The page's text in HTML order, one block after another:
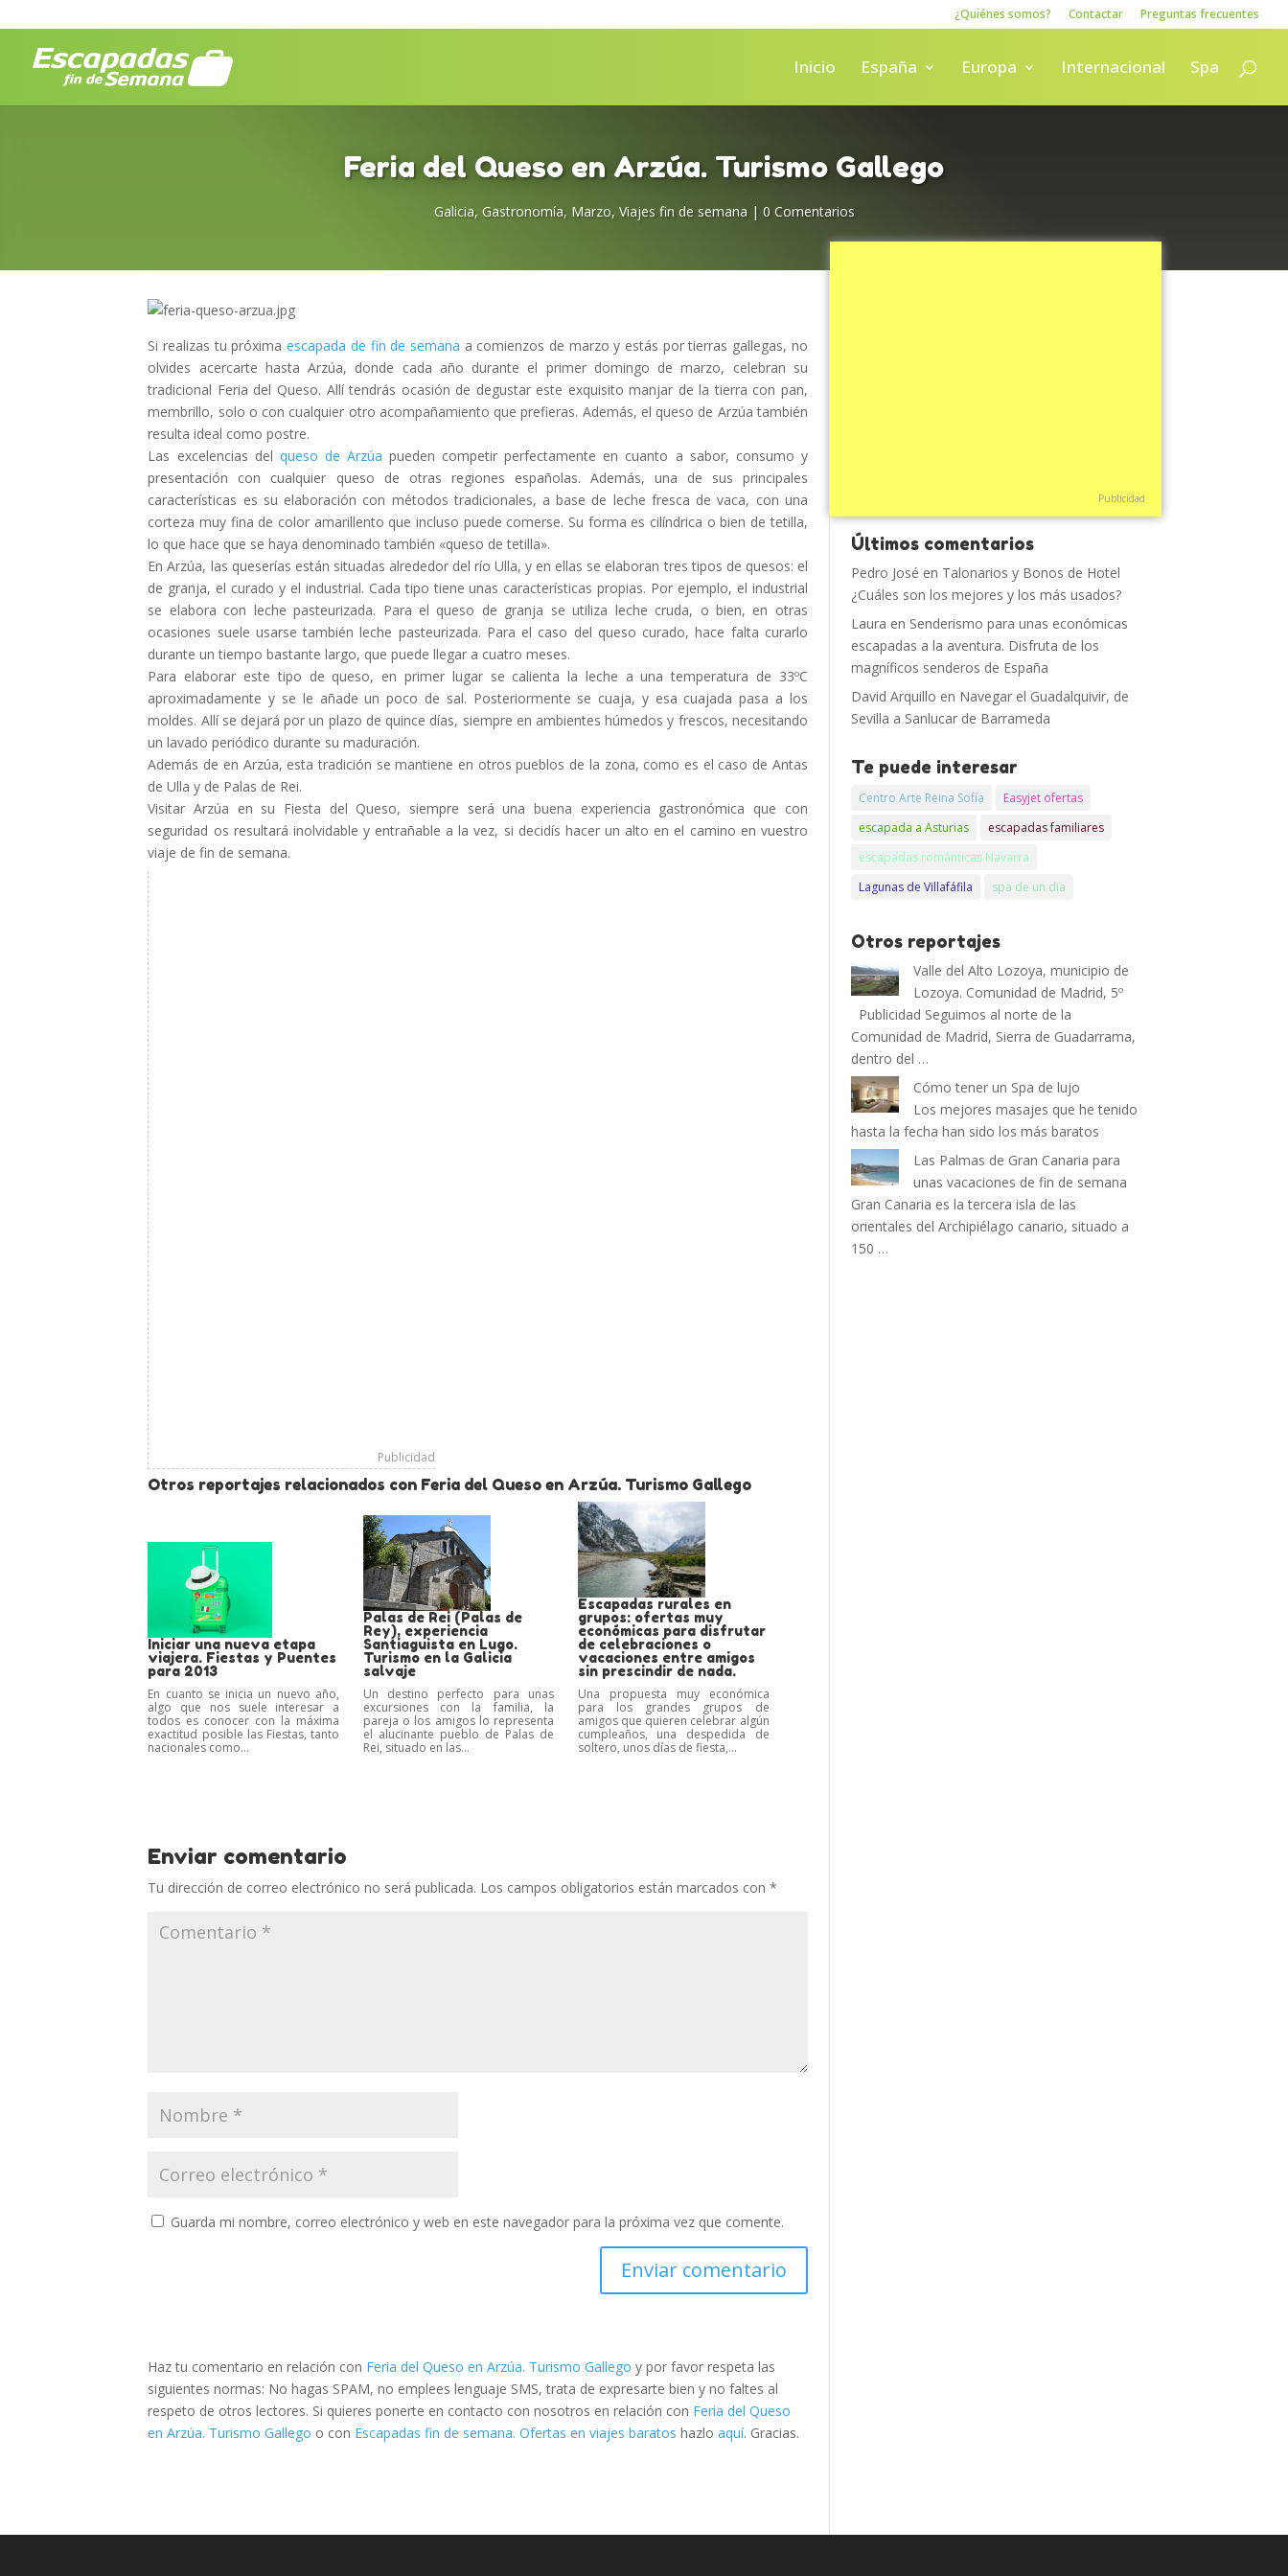
¿Quiénes somos? Contactar Preguntas frecuentes
Inicio España Europa Internacional Spa
Feria del Queso en Arzúa. Turismo Gallego
Galicia, Gastronomía, Marzo, Viajes fin de semana | 0 Comentarios
Si realizas tu próximaescapada de fin de semana a comienzos de marzo y estás por tierras gallegas, no
olvides acercarte hasta Arzúa, donde cada año durante el primer domingo de marzo, celebran su
tradicional Feria del Queso. Allí tendrás ocasión de degustar este exquisito manjar de la tierra con pan,
membrillo, solo o con cualquier otro acompañamiento que prefieras. Además, el queso de Arzúa también
resulta ideal como postre.
Las excelencias del queso de Arzúa pueden competir perfectamente en cuanto a sabor, consumo y
presentación con cualquier queso de otras regiones españolas. Además, una de sus principales
características es su elaboración con métodos tradicionales, a base de leche fresca de vaca, con una
corteza muy fina de color amarillento que incluso puede comerse. Su forma es cilíndrica o bien de tetilla,
lo que hace que se haya denominado también «queso de tetilla».
En Arzúa, las queserías están situadas alrededor del río Ulla, y en ellas se elaboran tres tipos de quesos: el
de granja, el curado y el industrial. Cada tipo tiene unas características propias. Por ejemplo, el industrial
se elabora con leche pasteurizada. Para el queso de granja se utiliza leche cruda, o bien, en otras
ocasiones suele usarse también leche pasteurizada. Para el caso del queso curado, hace falta curarlo
durante un tiempo bastante largo, que puede llegar a cuatro meses.
Para elaborar este tipo de queso, en primer lugar se calienta la leche a una temperatura de 33ºC
aproximadamente y se le añade un poco de sal. Posteriormente se cuaja, y esa cuajada pasa a los
moldes. Allí se dejará por un plazo de quince días, siempre en ambientes húmedos y frescos, necesitando
un lavado periódico durante su maduración.
Además de en Arzúa, esta tradición se mantiene en otros pueblos de la zona, como es el caso de Antas
de Ulla y de Palas de Rei.
Visitar Arzúa en su Fiesta del Queso, siempre será una buena experiencia gastronómica que con
seguridad os resultará inolvidable y entrañable a la vez, si decidís hacer un alto en el camino en vuestro
viaje de fin de semana.
Publicidad
Otros reportajes relacionados con Feria del Queso en Arzúa. Turismo Gallego
Iniciar una nueva etapa
viajera. Fiestas y Puentes
para 2013
En cuanto se inicia un nuevo año,
algo que nos suele interesar a
todos es conocer con la máxima
exactitud posible las Fiestas, tanto
nacionales como...
Palas de Rei (Palas de
Rey), experiencia
Santiaguista en Lugo.
Turismo en la Galicia
salvaje
Un destino perfecto para unas
excursiones con la familia, la
pareja o los amigos lo representa
el alucinante pueblo de Palas de
Rei, situado en las...
Escapadas rurales en
grupos: ofertas muy
económicas para disfrutar
de celebraciones o
vacaciones entre amigos
sin prescindir de nada.
Una propuesta muy económica
para los grandes grupos de
amigos que quieren celebrar algún
cumpleaños, una despedida de
soltero, unos días de fiesta,...
Enviar comentario
Tu dirección de correo electrónico no será publicada. Los campos obligatorios están marcados con*
Guarda mi nombre, correo electrónico y web en este navegador para la próxima vez que comente.
Haz tu comentario en relación con Feria del Queso en Arzúa. Turismo Gallego y por favor respeta las
siguientes normas: No hagas SPAM, no emplees lenguaje SMS, trata de expresarte bien y no faltes al
respeto de otros lectores. Si quieres ponerte en contacto con nosotros en relación con Feria del Queso
en Arzúa. Turismo Gallego o con Escapadas fin de semana. Ofertas en viajes baratos hazloaquí. Gracias.
Publicidad
Últimos comentarios
Pedro José en Talonarios y Bonos de Hotel
¿Cuáles son los mejores y los más usados?
Laura en Senderismo para unas económicas
escapadas a la aventura. Disfruta de los
magníficos senderos de España
David Arquillo en Navegar el Guadalquivir, de
Sevilla a Sanlucar de Barrameda
Te puede interesar
Centro Arte Reina Sofía
Easyjet ofertas
escapada a Asturias
escapadas familiares
escapadas románticas Navarra
Lagunas de Villafáfila
spa de un dia
Otros reportajes
Valle del Alto Lozoya, municipio de
Lozoya. Comunidad de Madrid, 5º
Publicidad Seguimos al norte de la
Comunidad de Madrid, Sierra de Guadarrama,
dentro del …
Cómo tener un Spa de lujo
Los mejores masajes que he tenido
hasta la fecha han sido los más baratos
Las Palmas de Gran Canaria para
unas vacaciones de fin de semana
Gran Canaria es la tercera isla de las
orientales del Archipiélago canario, situado a
150 …